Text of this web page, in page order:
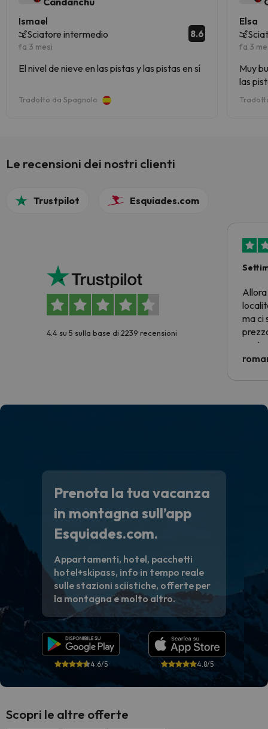
Ismael
Sciatore intermedio
fa 3 mesi
8.6
El nivel de nieve en las pistas y las pistas en sí
Tradotto da Spagnolo
Elsa
fa 3
Muy buen
las
Le recensioni dei nostri clienti
Trustpilot Esquiades.com
4.4 su 5 sulla base di 2239 recensioni
Allora
ma ci
Prenota la tua vacanza
in montagna sull’app
Esquiades.com.
Appartamenti, hotel, pacchetti
hotel+skipass, info in tempo reale
sulle stazioni sciistiche, offerte per
la montagna e molto altro.
4.6/5 4.8/5
Scopri le altre offerte